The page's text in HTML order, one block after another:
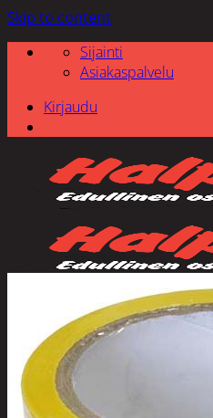
Skip to content
Sijainti
Asiakaspalvelu
Kirjaudu
Etsi: